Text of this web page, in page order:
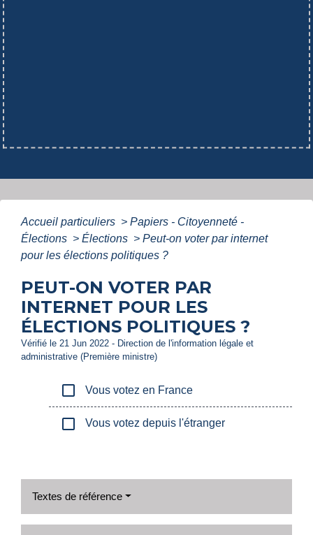
Accueil particuliers > Papiers - Citoyenneté -
Élections > Élections > Peut-on voter par internet
pour les élections politiques ?
PEUT-ON VOTER PAR
INTERNET POUR LES
ÉLECTIONS POLITIQUES ?
Vérifié le 21 Jun 2022 - Direction de l'information légale et
administrative (Première ministre)
check_box_outline_blank Vous votez en France
check_box_outline_blank Vous votez depuis l'étranger
Textes de référence